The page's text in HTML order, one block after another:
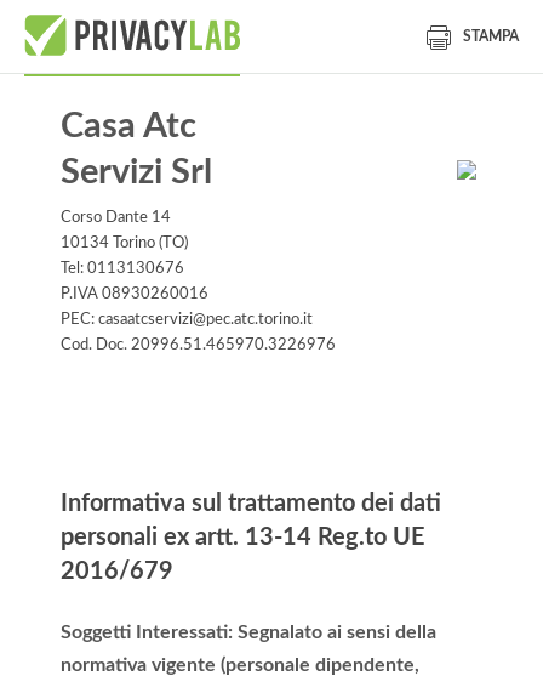
STAMPA
Casa Atc
Servizi Srl
Corso Dante 14
10134 Torino (TO)
Tel: 0113130676
P.IVA 08930260016
PEC: casaatcservizi@pec.atc.torino.it
Cod. Doc. 20996.51.465970.3226976
Informativa sul trattamento dei dati
personali ex artt. 13-14 Reg.to UE
2016/679
Soggetti Interessati: Segnalato ai sensi della
normativa vigente (personale dipendente,